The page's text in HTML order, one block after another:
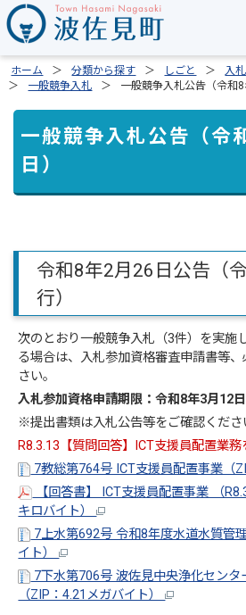
ホーム 分類から探す しごと 入
一般競争入札
一般競争入札公告（令和8
一般競争入札公告（令
日）
令和8年2月26日公告（
行）
次のとおり一般競争入札（3件）を実施
る場合は、入札参加資格審査申請書等
さい。
入札参加資格申請期限：令和8年3月12
※提出書類は入札公告等をご確認くださ
R8.3.13【質問回答】ICT支援員配置業務
7教総第764号 ICT支援員配置事業（
【回答書】 ICT支援員配置事業 （
キロバイト）
7上水第692号 令和8年度水道水質管
イト）
7下水第706号 波佐見中央浄化センタ
（ZIP：4.21メガバイト）